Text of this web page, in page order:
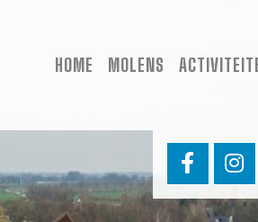
HOME MOLENS